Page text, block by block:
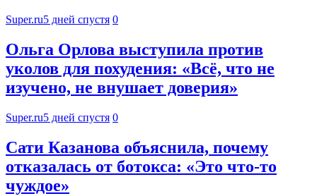
Super.ru5 дней спустя 0
Ольга Орлова выступила против
уколов для похудения: «Всё, что не
изучено, не внушает доверия»
Super.ru5 дней спустя 0
Сати Казанова объяснила, почему
отказалась от ботокса: «Это что-то
чуждое»